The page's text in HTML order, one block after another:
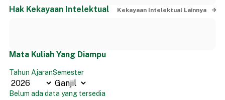
Hak Kekayaan Intelektual Kekayaan Intelektual Lainnya
Mata Kuliah Yang Diampu
Tahun AjaranSemester
Belum ada data yang tersedia